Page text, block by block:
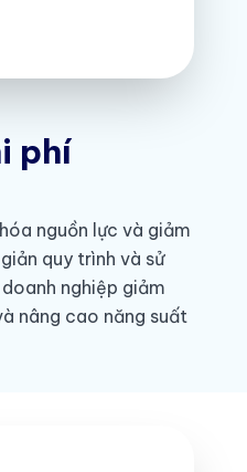
phí
nguồn lực và giảm
quy trình và sử
nghiệp giảm
nâng cao năng suất